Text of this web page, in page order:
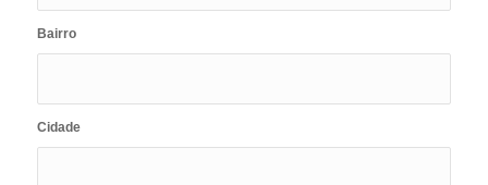
Bairro
Cidade